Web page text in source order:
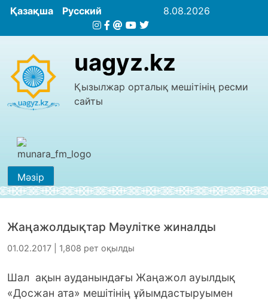
Қазақша Русский 8.08.2026
uagyz.kz
Қызылжар орталық мешітінің ресми
сайты
Мәзір
Жаңажолдықтар Мәулітке жиналды
01.02.2017 | 1,808 рет оқылды
Шал ақын ауданындағы Жаңажол ауылдық
«Досжан ата» мешітінің ұйымдастыруымен